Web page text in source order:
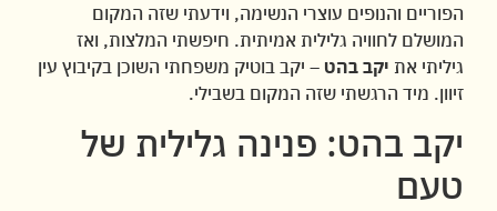
הפוריים והנופים עוצרי הנשימה, וידעתי שזה המקום
המושלם לחוויה גלילית אמיתית. חיפשתי המלצות, ואז
גיליתי את יקב בהט – יקב בוטיק משפחתי השוכן בקיבוץ עין
זיוון. מיד הרגשתי שזה המקום בשבילי.
יקב בהט: פנינה גלילית של
טעם